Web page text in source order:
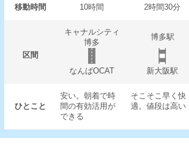
移動時間 10時間 2時間30分
区間
キャナルシティ
博多
博多駅
なんばOCAT 新大阪駅
ひとこと
安い。朝着で時
間の有効活用が
できる
そこそこ早く快
適。値段は高い